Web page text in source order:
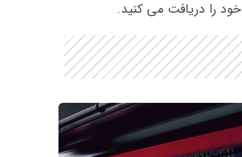
خود را دریافت می کنید.